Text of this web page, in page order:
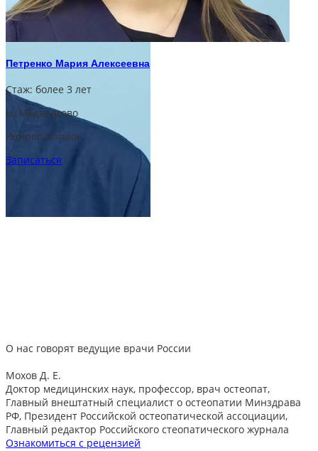
Петренко Мария Алексеевна
Стаж: более 3 лет
м. Медведково
Нейропсихолог
Записаться
О нас говорят ведущие врачи России
Мохов Д. Е.
Доктор медицинских наук, профессор, врач остеопат,
Главный внештатный специалист о остеопатии Минздрава
РФ, Президент Российской остеопатической ассоциации,
Главный редактор Российского стеопатического журнала
Ознакомиться с рецензией